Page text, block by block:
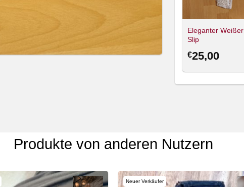
Eleganter Weißer
Slip
€25,00
€25,00 €15,00
Produkte von anderen Nutzern
Neuer Verkäufer